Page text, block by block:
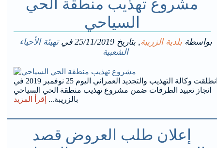
مشروع تهذيب منطقة الحي
السياحي
بواسطةبلدية الزريبة, بتاريخ25/11/2019 فيتهيئة الأحياء
الشعبية
انطلقت وكالة التهذيب والتجديد العمراني اليوم 25 نوفمبر 2019 في
انجاز تعبيد الطرقات ضمن مشروع تهذيب منطقة الحي السياحي
بالزريبة... إقرأ المزيد
إعلان طلب العروض قصد